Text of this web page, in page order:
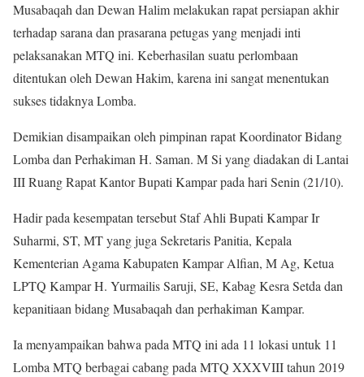
Musabaqah dan Dewan Halim melakukan rapat persiapan akhir
terhadap sarana dan prasarana petugas yang menjadi inti
pelaksanakan MTQ ini. Keberhasilan suatu perlombaan
ditentukan oleh Dewan Hakim, karena ini sangat menentukan
sukses tidaknya Lomba.
Demikian disampaikan oleh pimpinan rapat Koordinator Bidang
Lomba dan Perhakiman H. Saman. M Si yang diadakan di Lantai
III Ruang Rapat Kantor Bupati Kampar pada hari Senin (21/10).
Hadir pada kesempatan tersebut Staf Ahli Bupati Kampar Ir
Suharmi, ST, MT yang juga Sekretaris Panitia, Kepala
Kementerian Agama Kabupaten Kampar Alfian, M Ag, Ketua
LPTQ Kampar H. Yurmailis Saruji, SE, Kabag Kesra Setda dan
kepanitiaan bidang Musabaqah dan perhakiman Kampar.
Ia menyampaikan bahwa pada MTQ ini ada 11 lokasi untuk 11
Lomba MTQ berbagai cabang pada MTQ XXXVIII tahun 2019